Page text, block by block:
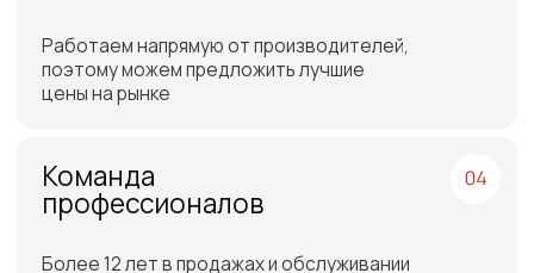
следующий день после
оплаты